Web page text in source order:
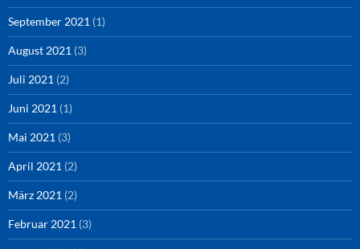
September 2021 (1)
August 2021 (3)
Juli 2021 (2)
Juni 2021 (1)
Mai 2021 (3)
April 2021 (2)
März 2021 (2)
Februar 2021 (3)